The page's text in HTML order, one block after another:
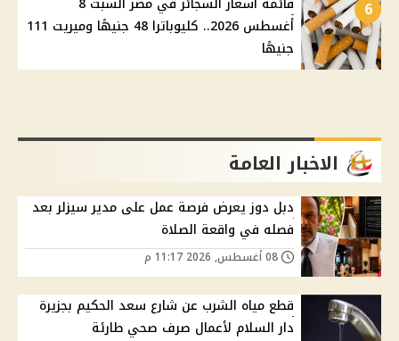
6
أغسطس 2026.. كليوباترا 48 جنيهًا وميريت 111
جنيهًا
الاخبار العامة
دبل دوز يعرض فرصة عمل على مدير سيزلر بعد
فصله في واقعة الصلاة
قطع مياه الشرب عن شارع سعد الحكيم بجزيرة
دار السلام لأعمال صرف صحي طارئة